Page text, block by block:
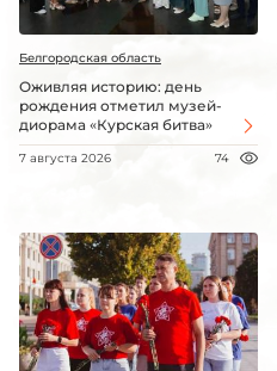
Белгородская область
Оживляя историю: день
рождения отметил музей-
диорама «Курская битва»
7 августа 2026 74